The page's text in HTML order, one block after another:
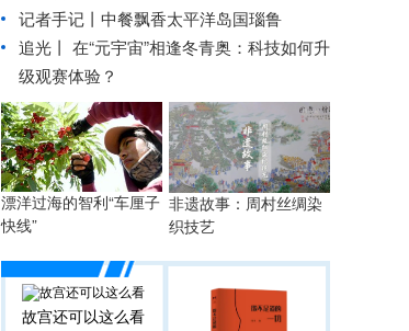
记者手记丨中餐飘香太平洋岛国瑙鲁
追光丨
在“元宇宙”相逢冬青奥：科技如何升
级观赛体验？
漂洋过海的智利“车厘子
快线”
非遗故事：周村丝绸染
织技艺
故宫还可以这么看